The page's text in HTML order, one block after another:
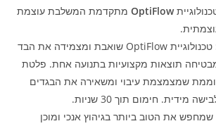
OptiFlow מתקדמת המשלבת עוצמת
טכנולוגיית OptiFlow שואבת ומצמידה את הבד
תוצאות מקצועיות בתנועה אחת. פלטת
שמצמצמת עיבוי ומשאירה את הבגדים
מידית. חימום תוך 30 שניות.
שמחפש את הטוב ביותר בגיהוץ אנכי ומוכן